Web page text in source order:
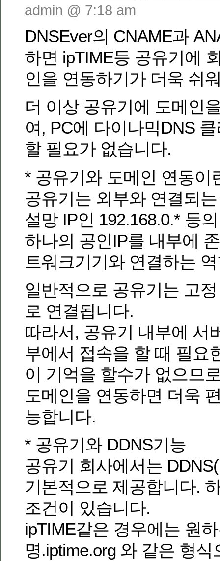
admin @ 7:18 am
DNSEver의 CNAME과
하면 ipTIME등 공유기에
인을 연동하기가 더욱 쉬
더 이상 공유기에 도메인
여, PC에 다이나믹DNS
할 필요가 없습니다.
* 공유기와 도메인 연동이
공유기는 외부와 연결되
설망 IP인 192.168.0.* 등
하나의 공인IP를 내부에
트워크기기와 연결하는
일반적으로 공유기는 고
로 연결됩니다.
따라서, 공유기 내부에 서
부에서 접속을 할 때 필요
이 기억을 할수가 없으므
도메인을 연동하면 더욱
능합니다.
* 공유기와 DDNS기능
공유기 회사에서는
기본적으로 제공합니다.
조건이 있습니다.
ipTIME같은 경우에는 원
명.iptime.org 와 같은 형